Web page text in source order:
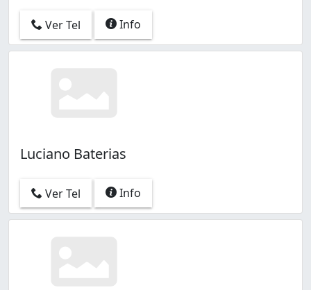
Ver Tel Info
Luciano Baterias
Ver Tel Info